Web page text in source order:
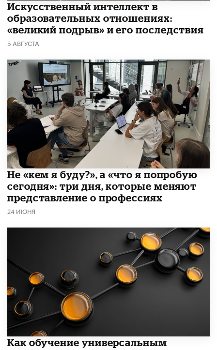
​Искусственный интеллект в
образовательных отношениях:
«великий подрыв» и его последствия
5 АВГУСТА
Не «кем я буду?», а «что я попробую
сегодня»: три дня, которые меняют
представление о профессиях
24 ИЮНЯ
​Как обучение универсальным